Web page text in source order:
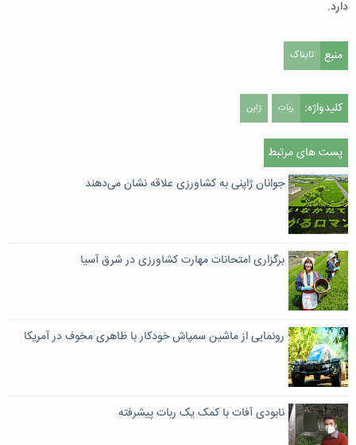
دارد.
منبع تابناک
کلیدواژه: ربات ژاپن
پست های مرتبط
جوانان ژاپنی به کشاورزی علاقه نشان می‌دهند
برگزاری امتحانات مهارت کشاورزی در شرق آسیا
رونمایی از ماشین سمپاش خودکار با ظاهری مخوف در آمریکا
نابودی آفات با کمک یک ربات پیشرفته